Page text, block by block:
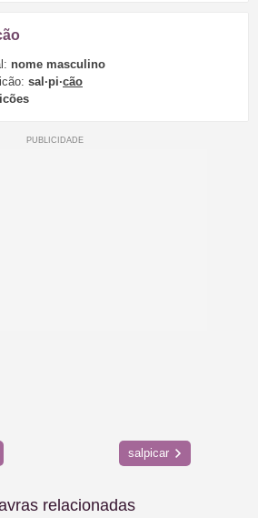
nome masculino
sal·pi·cão
salpicar
relacionadas